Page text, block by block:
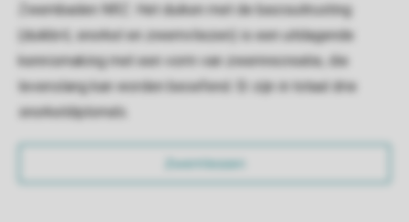
Zwembaden NRZ. Het duiken met de basisuitrusting
(duikbril, snorkel en zwemvliezen) is een uitdagende
kennismaking met een vorm van zwemrecreatie, die
levenslang kan worden beoefend. Er zijn in totaal drie
snorkeldiploma's.
Zwemlessen